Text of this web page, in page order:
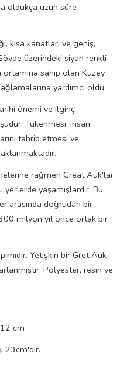
oldukça uzun süre
kısa kanatları ve geniş,
üzerindeki siyah renkli
sahip olan Kuzey
yardımcı oldu.
önemi ve ilginç
Tükenmesi, insan
tahrip etmesi ve
rağmen Great Auk'lar
yaşamışlardır. Bu
arasında doğrudan bir
milyon yıl önce ortak bir
Yetişkin bir Gret Auk
Polyester, resin ve
cm
23cm'dir.